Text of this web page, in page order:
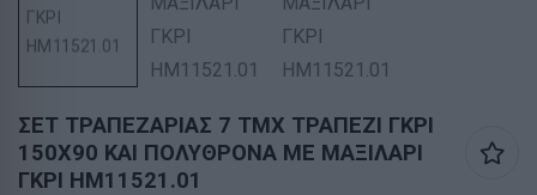
ΣΕΤ ΤΡΑΠΕΖΑΡΙΑΣ 7 ΤΜΧ ΤΡΑΠΕΖΙ ΓΚΡΙ
150X90 ΚΑΙ ΠΟΛΥΘΡΟΝΑ ΜΕ ΜΑΞΙΛΑΡΙ
ΓΚΡΙ HM11521.01